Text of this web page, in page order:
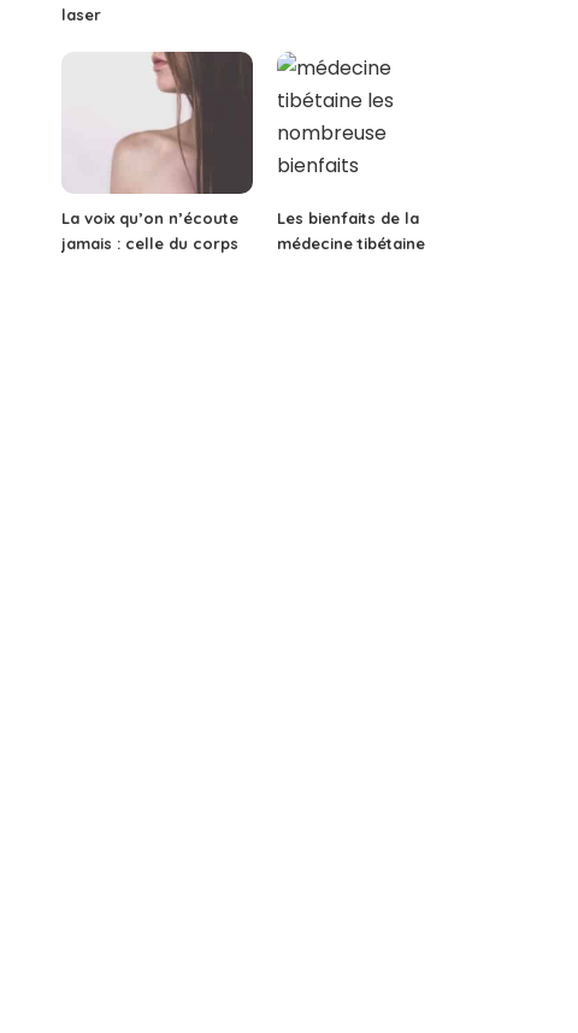
laser
La voix qu’on n’écoute
jamais : celle du corps
Les bienfaits de la
médecine tibétaine